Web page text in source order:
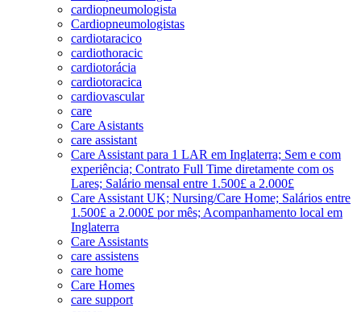
cardiopneumologista
Cardiopneumologistas
cardiotaracico
cardiothoracic
cardiotorácia
cardiotoracica
cardiovascular
care
Care Asistants
care assistant
Care Assistant para 1 LAR em Inglaterra; Sem e com
experiência; Contrato Full Time diretamente com os
Lares; Salário mensal entre 1.500£ a 2.000£
Care Assistant UK; Nursing/Care Home; Salários entre
1.500£ a 2.000£ por mês; Acompanhamento local em
Inglaterra
Care Assistants
care assistens
care home
Care Homes
care support